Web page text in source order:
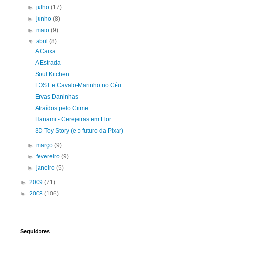
►julho(17)
►junho(8)
►maio(9)
▼abril(8)
A Caixa
A Estrada
Soul Kitchen
LOST e Cavalo-Marinho no Céu
Ervas Daninhas
Atraídos pelo Crime
Hanami - Cerejeiras em Flor
3D Toy Story (e o futuro da Pixar)
►março(9)
►fevereiro(9)
►janeiro(5)
► 2009 (71)
► 2008 (106)
Seguidores